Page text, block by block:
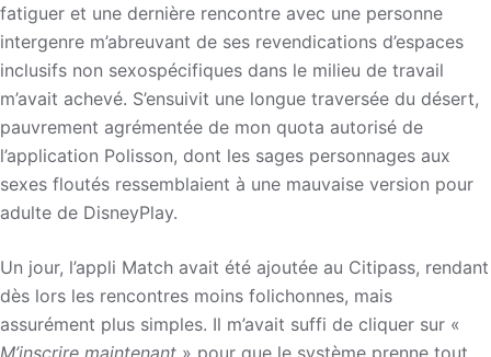
fatiguer et une dernière rencontre avec une personne
intergenre m’abreuvant de ses revendications d’espaces
inclusifs non sexospécifiques dans le milieu de travail
m’avait achevé. S’ensuivit une longue traversée du désert,
pauvrement agrémentée de mon quota autorisé de
l’application Polisson, dont les sages personnages aux
sexes floutés ressemblaient à une mauvaise version pour
adulte de DisneyPlay.
Un jour, l’appli Match avait été ajoutée au Citipass, rendant
dès lors les rencontres moins folichonnes, mais
assurément plus simples. Il m’avait suffi de cliquer sur «
M’inscrire maintenant » pour que le système prenne tout